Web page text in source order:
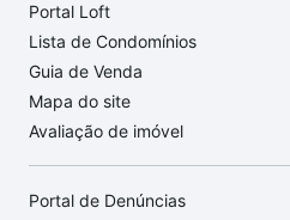
Portal Loft
Lista de Condomínios
Guia de Venda
Mapa do site
Avaliação de imóvel
Portal de Denúncias